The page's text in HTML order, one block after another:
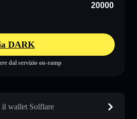
DARK
dal servizio on-ramp
il wallet Solflare